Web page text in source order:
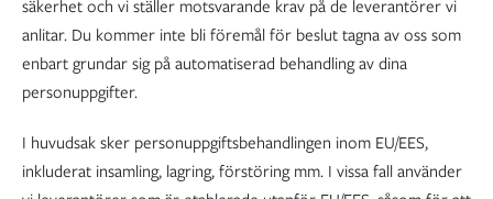
säkerhet och vi ställer motsvarande krav på de leverantörer vi
anlitar. Du kommer inte bli föremål för beslut tagna av oss som
enbart grundar sig på automatiserad behandling av dina
personuppgifter.
I huvudsak sker personuppgiftsbehandlingen inom EU/EES,
inkluderat insamling, lagring, förstöring mm. I vissa fall använder